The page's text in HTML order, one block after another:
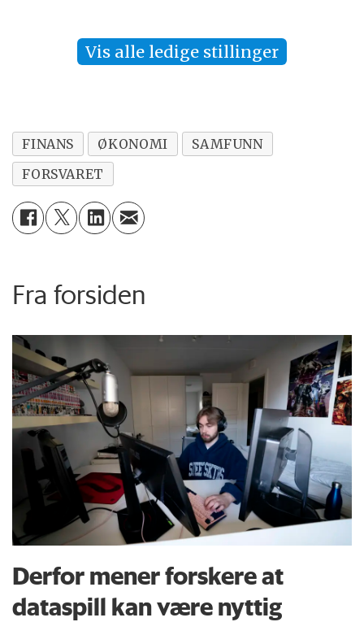
Vis alle ledige stillinger
FINANS ØKONOMI
SAMFUNN
FORSVARET
Fra forsiden
Derfor mener forskere at
dataspill kan være nyttig